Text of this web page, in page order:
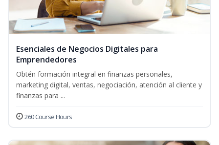
Esenciales de Negocios Digitales para
Emprendedores
Obtén formación integral en finanzas personales,
marketing digital, ventas, negociación, atención al cliente y
finanzas para ...
260 Course Hours